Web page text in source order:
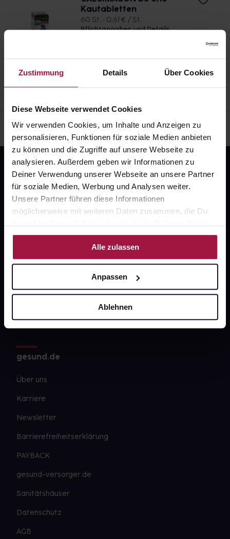
Zustimmung Details Über Cookies
Diese Webseite verwendet Cookies
Wir verwenden Cookies, um Inhalte und Anzeigen zu
personalisieren, Funktionen für soziale Medien anbieten
zu können und die Zugriffe auf unsere Webseite zu
analysieren. Außerdem geben wir Informationen zu
Deiner Verwendung unserer Webseite an unsere Partner
für soziale Medien, Werbung und Analysen weiter.
Unsere Partner führen diese Informationen
möglicherweise mit weiteren Daten zusammen, die Du
Nutzung der Dienste gesammelt haben.
Alle zulassen
Anpassen
Ablehnen
anwenden.
verordnet worden, sprechen Sie mit Ihrem Arzt oder
Apotheker. Der therapeutische Nutzen kann höher
Kautabletten
60 St. • 0,61 € / St.
Pflichtangaben und Details
Fragen zu Deiner Bestellung?
Kontakt
gesund.de
Über uns
Karriere
Newsletter
Barrierefreiheitserklärung
PAYBACK
gesund-versorger.de
Sanitätshäuser
Datenschutz
AGB